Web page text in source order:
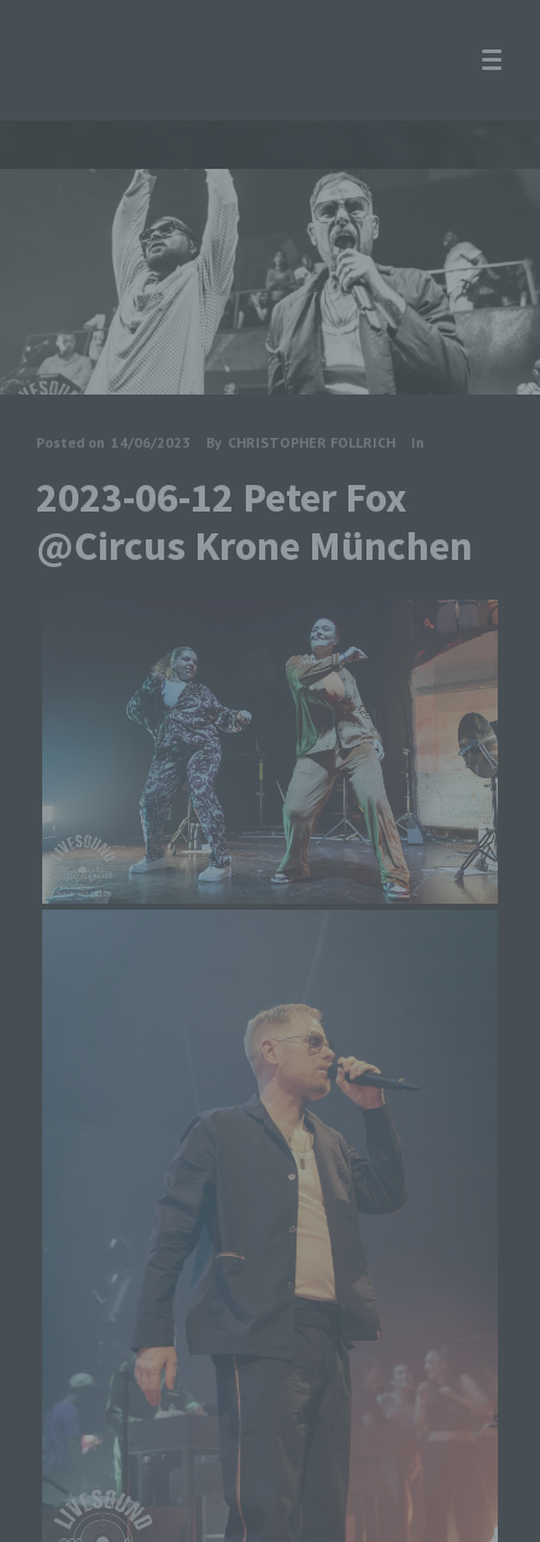
Posted on 14/06/2023 By CHRISTOPHER FOLLRICH In
2023-06-12 Peter Fox
@Circus Krone München